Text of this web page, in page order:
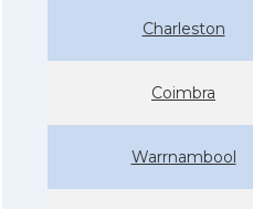
Charleston
Coimbra
Warrnambool